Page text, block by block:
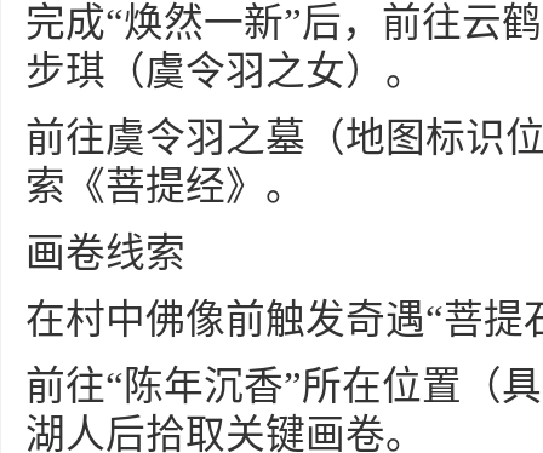
完成“焕然一新”后，前往云
步琪（虞令羽之女）。
前往虞令羽之墓（地图标识
索《菩提经》。
画卷线索
在村中佛像前触发奇遇“菩提
前往“陈年沉香”所在位置（
湖人后拾取关键画卷。